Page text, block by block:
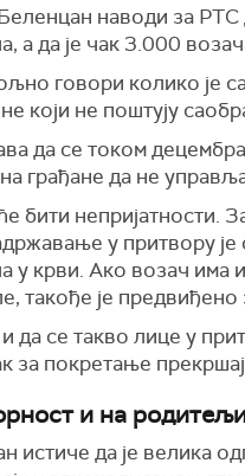
наводи за
а да је чак 3.000
говори колико је
који не поштују
да се током
грађане да не
бити непријатности.
у притвору
у крви. Ако возач има
такође је
да се такво лице у
за покретање
и на
истиче да је велика